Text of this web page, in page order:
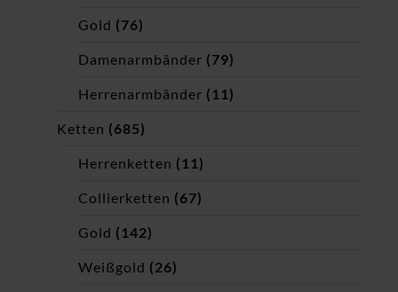
Gold (76)
Damenarmbänder (79)
Herrenarmbänder (11)
Ketten (685)
Herrenketten (11)
Collierketten (67)
Gold (142)
Weißgold (26)